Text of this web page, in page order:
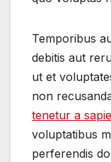
Temporibus
debitis aut
ut et
non
tenetur a
voluptatibus
perferendis